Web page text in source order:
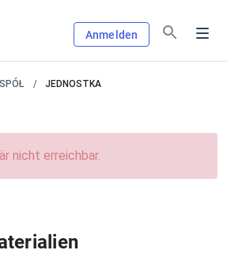
Anmelden
JEDNOSTKA
nicht erreichbar.